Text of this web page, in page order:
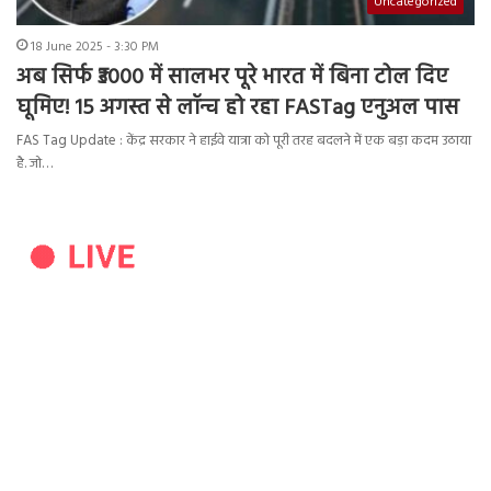
18 June 2025 - 3:30 PM
अब सिर्फ ₹3000 में सालभर पूरे भारत में बिना टोल दिए
घूमिए! 15 अगस्त से लॉन्च हो रहा FASTag एनुअल पास
FAS Tag Update : केंद्र सरकार ने हाईवे यात्रा को पूरी तरह बदलने में एक बड़ा कदम उठाया
है. जो…